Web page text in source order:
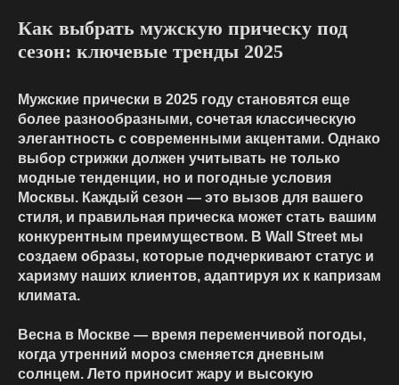
Как выбрать мужскую прическу под
сезон: ключевые тренды 2025
Мужские прически в 2025 году становятся еще
более разнообразными, сочетая классическую
элегантность с современными акцентами. Однако
выбор стрижки должен учитывать не только
модные тенденции, но и погодные условия
Москвы. Каждый сезон — это вызов для вашего
стиля, и правильная прическа может стать вашим
конкурентным преимуществом. В Wall Street мы
создаем образы, которые подчеркивают статус и
харизму наших клиентов, адаптируя их к капризам
климата.
Весна в Москве — время переменчивой погоды,
когда утренний мороз сменяется дневным
солнцем. Лето приносит жару и высокую